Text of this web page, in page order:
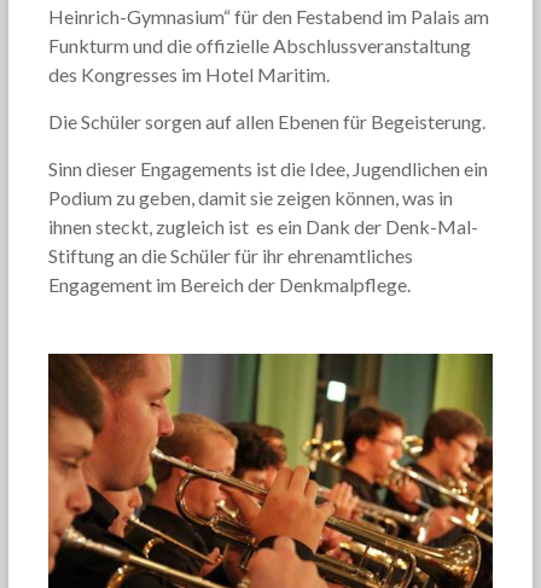
Heinrich-Gymnasium“ für den Festabend im Palais am
Funkturm und die offizielle Abschlussveranstaltung
des Kongresses im Hotel Maritim.
Die Schüler sorgen auf allen Ebenen für Begeisterung.
Sinn dieser Engagements ist die Idee, Jugendlichen ein
Podium zu geben, damit sie zeigen können, was in
ihnen steckt, zugleich ist es ein Dank der Denk-Mal-
Stiftung an die Schüler für ihr ehrenamtliches
Engagement im Bereich der Denkmalpflege.